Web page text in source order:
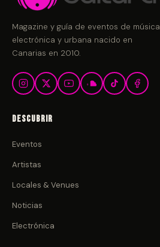
Magazine y guía de eventos de música
electrónica y urbana nacido en
Canarias en 2010.
Descubrir
Eventos
Artistas
Locales & Venues
Noticias
Electrónica